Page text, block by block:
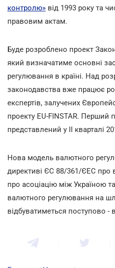
контролю» від 1993 року та
правовим актам.
Буде розроблено проект
який визначатиме основні
регулювання в країні. Над
законодавства вже працює
експертів, залучених
проекту EU-FINSTAR. Перший
представлений у II кварталі
Нова модель валютного
директиві ЄС 88/361/ЄЕС про
про асоціацію між Україною
валютного регулювання на
відбуватиметься поступово -